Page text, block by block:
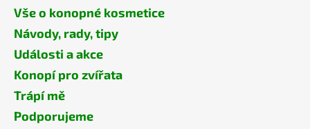
Vše o konopné kosmetice
Návody, rady, tipy
Události a akce
Konopí pro zvířata
Trápí mě
Podporujeme